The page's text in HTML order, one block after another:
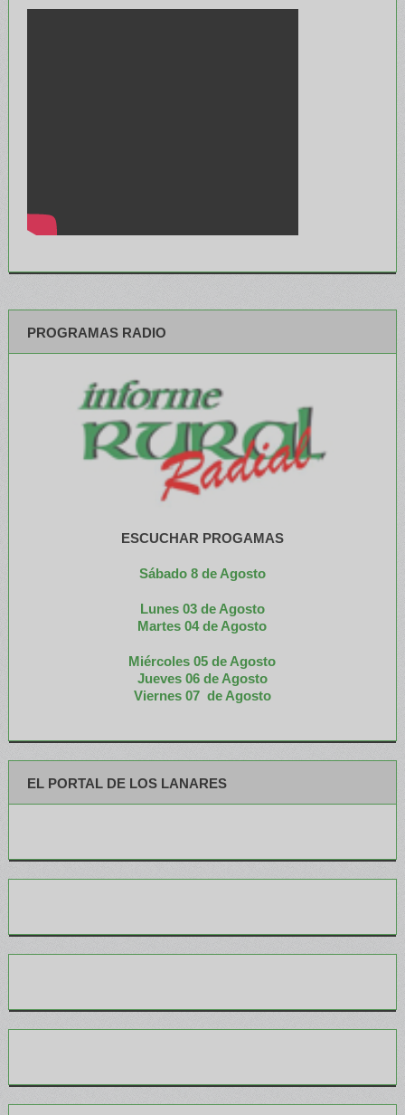
PROGRAMAS RADIO
ESCUCHAR PROGAMAS
Sábado 8 de Agosto
Lunes 03 de Agosto
Martes 04 de Agosto
Miércoles 05 de Agosto
Jueves 06 de Agosto
Viernes 07 de Agosto
EL PORTAL DE LOS LANARES